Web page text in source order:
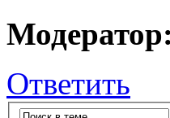
Модератор:
Ответить